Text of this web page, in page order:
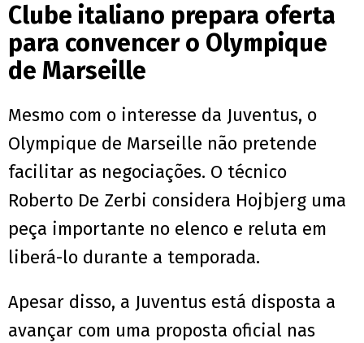
Clube italiano prepara oferta
para convencer o Olympique
de Marseille
Mesmo com o interesse da Juventus, o
Olympique de Marseille não pretende
facilitar as negociações. O técnico
Roberto De Zerbi considera Hojbjerg uma
peça importante no elenco e reluta em
liberá-lo durante a temporada.
Apesar disso, a Juventus está disposta a
avançar com uma proposta oficial nas